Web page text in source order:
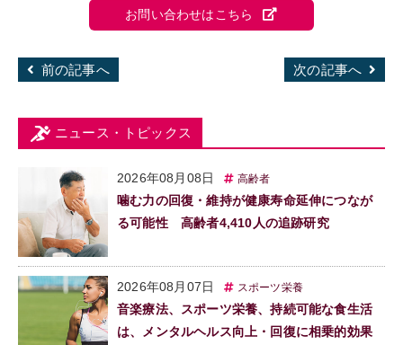
お問い合わせはこちら
前の記事へ 次の記事へ
ニュース・トピックス
2026年08月08日 高齢者
噛む力の回復・維持が健康寿命延伸につなが
る可能性 高齢者4,410人の追跡研究
2026年08月07日 スポーツ栄養
音楽療法、スポーツ栄養、持続可能な食生活
は、メンタルヘルス向上・回復に相乗的効果